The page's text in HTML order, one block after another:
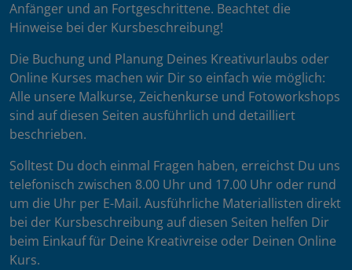
Anfänger und an Fortgeschrittene. Beachtet die
Hinweise bei der Kursbeschreibung!
Die Buchung und Planung Deines Kreativurlaubs oder
Online Kurses machen wir Dir so einfach wie möglich:
Alle unsere Malkurse, Zeichenkurse und Fotoworkshops
sind auf diesen Seiten ausführlich und detailliert
beschrieben.
Solltest Du doch einmal Fragen haben, erreichst Du uns
telefonisch zwischen 8.00 Uhr und 17.00 Uhr oder rund
um die Uhr per E-Mail. Ausführliche Materiallisten direkt
bei der Kursbeschreibung auf diesen Seiten helfen Dir
beim Einkauf für Deine Kreativreise oder Deinen Online
Kurs.